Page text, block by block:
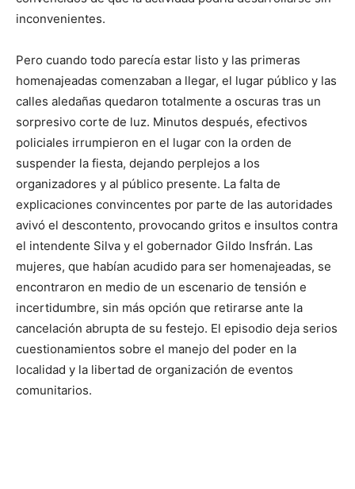
inconvenientes.
Pero cuando todo parecía estar listo y las primeras
homenajeadas comenzaban a llegar, el lugar público y las
calles aledañas quedaron totalmente a oscuras tras un
sorpresivo corte de luz. Minutos después, efectivos
policiales irrumpieron en el lugar con la orden de
suspender la fiesta, dejando perplejos a los
organizadores y al público presente. La falta de
explicaciones convincentes por parte de las autoridades
avivó el descontento, provocando gritos e insultos contra
el intendente Silva y el gobernador Gildo Insfrán. Las
mujeres, que habían acudido para ser homenajeadas, se
encontraron en medio de un escenario de tensión e
incertidumbre, sin más opción que retirarse ante la
cancelación abrupta de su festejo. El episodio deja serios
cuestionamientos sobre el manejo del poder en la
localidad y la libertad de organización de eventos
comunitarios.